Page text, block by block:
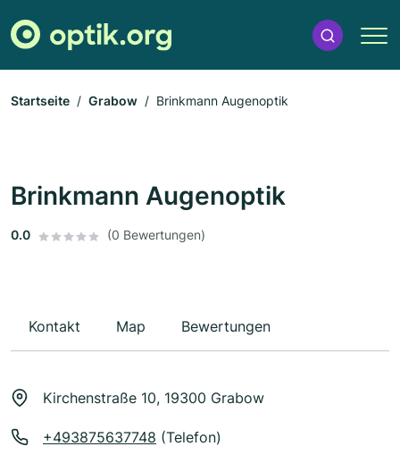
Startseite Grabow Brinkmann Augenoptik
Brinkmann Augenoptik
0.0 (0 Bewertungen)
Kontakt Map Bewertungen
Kirchenstraße 10, 19300 Grabow
+493875637748 (Telefon)